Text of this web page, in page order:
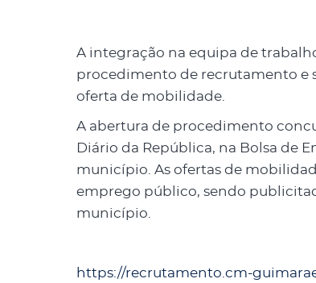
A integração na equipa de
procedimento de recrutamento e
oferta de mobilidade.
A abertura de procedimento
Diário da República, na Bolsa de
município. As ofertas de
emprego público, sendo
município.
https://recrutamento.cm-